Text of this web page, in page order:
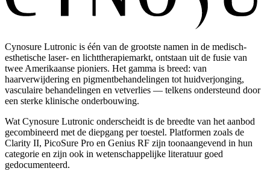
Cynosure Lutronic is één van de grootste namen in de medisch-
esthetische laser- en lichttherapiemarkt, ontstaan uit de fusie van
twee Amerikaanse pioniers. Het gamma is breed: van
haarverwijdering en pigmentbehandelingen tot huidverjonging,
vasculaire behandelingen en vetverlies — telkens ondersteund door
een sterke klinische onderbouwing.
Wat Cynosure Lutronic onderscheidt is de breedte van het aanbod
gecombineerd met de diepgang per toestel. Platformen zoals de
Clarity II, PicoSure Pro en Genius RF zijn toonaangevend in hun
categorie en zijn ook in wetenschappelijke literatuur goed
gedocumenteerd.